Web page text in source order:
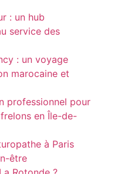
: un hub
service des
: un voyage
marocaine et
professionnel pour
en Île-de-
à Paris
être